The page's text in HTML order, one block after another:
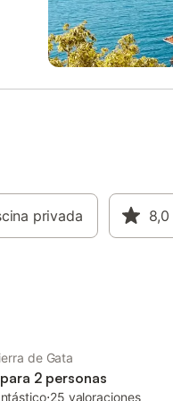
privada 8,0
de Gata
2 personas
⋅25 valoraciones